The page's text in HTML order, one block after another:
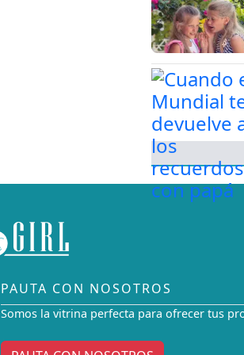
PAUTA CON NOSOTROS
Somos la vitrina perfecta para ofrecer tus